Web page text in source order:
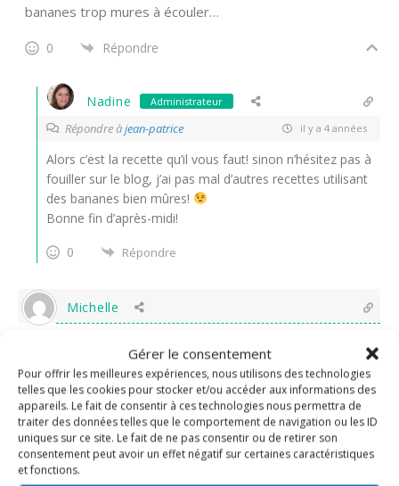
Gérer le consentement
Pour offrir les meilleures expériences, nous utilisons des technologies
telles que les cookies pour stocker et/ou accéder aux informations des
appareils. Le fait de consentir à ces technologies nous permettra de
traiter des données telles que le comportement de navigation ou les ID
uniques sur ce site. Le fait de ne pas consentir ou de retirer son
consentement peut avoir un effet négatif sur certaines caractéristiques
et fonctions.
bananes trop mures à écouler…
0 Répondre
Nadine Administrateur
Répondre àjean-patrice il y a 4 années
Alors c’est la recette qu’il vous faut! sinon n’hésitez pas à
fouiller sur le blog, j’ai pas mal d’autres recettes utilisant
des bananes bien mûres!
Bonne fin d’après-midi!
0
Répondre
Michelle
des bouchées pleines de gourmandises, on a envie de les
croquer. bonne journée
0 Répondre